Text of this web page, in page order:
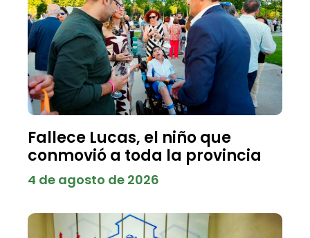
Fallece Lucas, el niño que
conmovió a toda la provincia
4 de agosto de 2026